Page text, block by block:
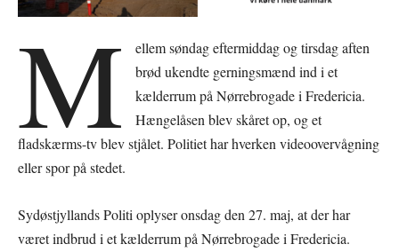
M
ellem søndag eftermiddag og tirsdag aften
brød ukendte gerningsmænd ind i et
kælderrum på Nørrebrogade i Fredericia.
Hængelåsen blev skåret op, og et
fladskærms-tv blev stjålet. Politiet har hverken videoovervågning
eller spor på stedet.
Sydøstjyllands Politi oplyser onsdag den 27. maj, at der har
været indbrud i et kælderrum på Nørrebrogade i Fredericia.